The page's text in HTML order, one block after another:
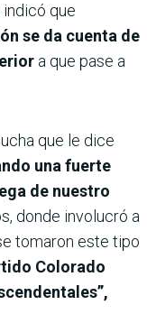
que
se da cuenta de
a que pase a
que le dice
una fuerte
de nuestro
donde involucró a
tomaron este tipo
Colorado